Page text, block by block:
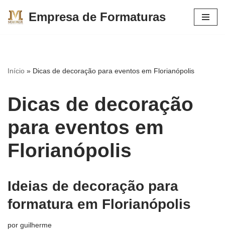
conteúdo
Empresa de Formaturas
Início » Dicas de decoração para eventos em Florianópolis
Dicas de decoração
para eventos em
Florianópolis
Ideias de decoração para
formatura em Florianópolis
por guilherme